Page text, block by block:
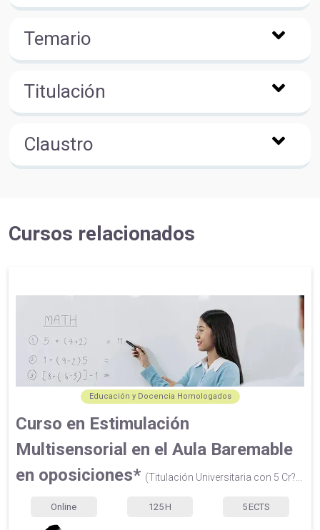
Temario
Titulación
Claustro
Cursos relacionados
Educación y Docencia Homologados
Curso en Estimulación
Multisensorial en el Aula Baremable
en oposiciones* (Titulación Universitaria con 5 Cr?...
Online 125 H 5 ECTS